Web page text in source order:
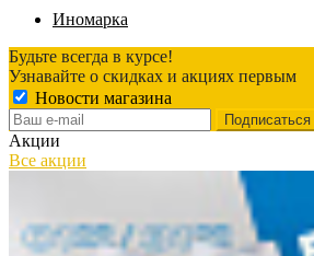
Иномарка
Будьте всегда в курсе!
Узнавайте о скидках и акциях первым
Новости магазина
Акции
Все акции